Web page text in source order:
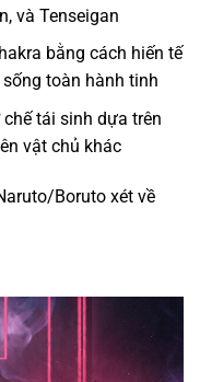
và Tenseigan
bằng cách hiến tế
toàn hành tinh
chế tái sinh dựa trên
vật chủ khác
Boruto xét về